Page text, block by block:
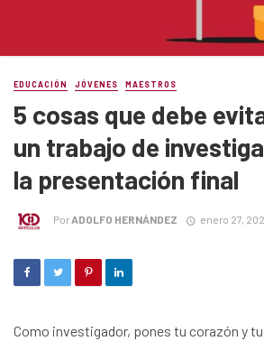
EDUCACIÓN JÓVENES MAESTROS
5 cosas que debe
un trabajo de
la presentación final
Por ADOLFO HERNÁNDEZ enero 27,
Como investigador, pones tu corazón y